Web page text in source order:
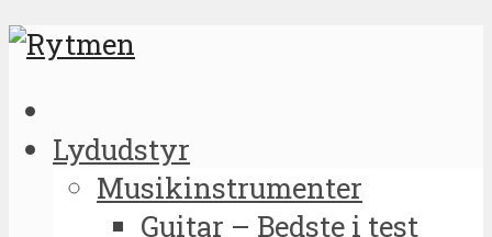
Lydudstyr
Musikinstrumenter
Guitar – Bedste i test